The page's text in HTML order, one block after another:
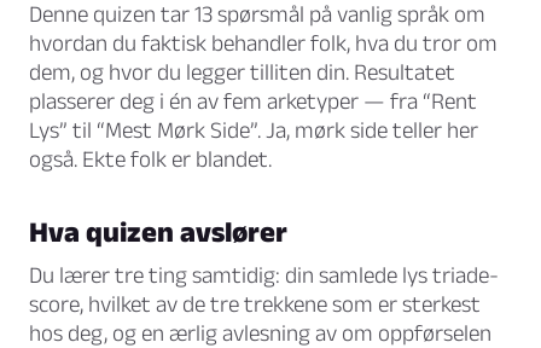
Denne quizen tar 13 spørsmål på vanlig språk om
hvordan du faktisk behandler folk, hva du tror om
dem, og hvor du legger tilliten din. Resultatet
plasserer deg i én av fem arketyper — fra “Rent
Lys” til “Mest Mørk Side”. Ja, mørk side teller her
også. Ekte folk er blandet.
Hva quizen avslører
Du lærer tre ting samtidig: din samlede lys triade-
score, hvilket av de tre trekkene som er sterkest
hos deg, og en ærlig avlesning av om oppførselen